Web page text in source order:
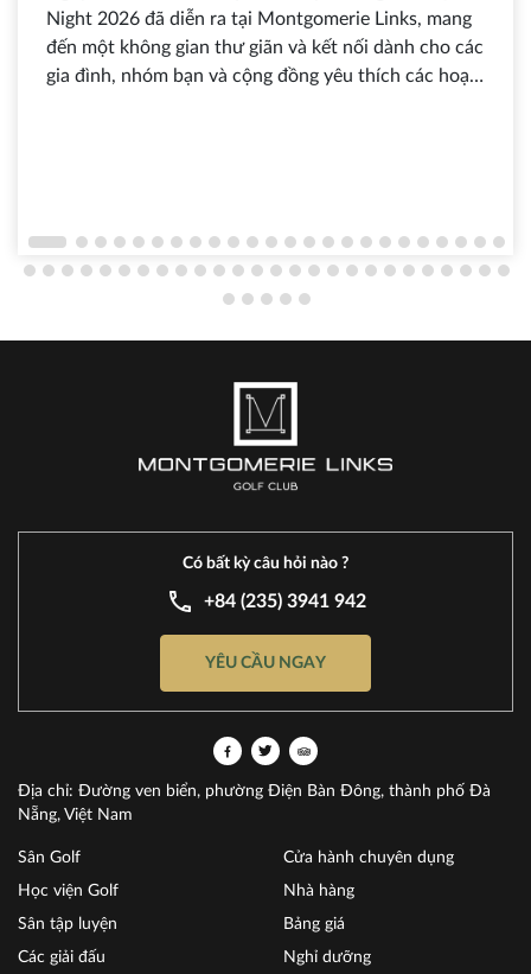
Night 2026 đã diễn ra tại Montgomerie Links, mang
đến một không gian thư giãn và kết nối dành cho các
gia đình, nhóm bạn và cộng đồng yêu thích các hoạt
mong đợi mỗi dịp hè.
Có bất kỳ câu hỏi nào ?
+84 (235) 3941 942
YÊU CẦU NGAY
Địa chỉ: Đường ven biển, phường Điện Bàn Đông, thành phố Đà
Nẵng, Việt Nam
Sân Golf
Học viện Golf
Sân tập luyện
Các giải đấu
Cửa hành chuyên dụng
Nhà hàng
Bảng giá
Nghỉ dưỡng